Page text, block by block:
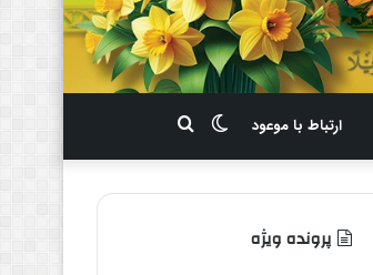
ارتباط با موعود
برای
تغییر
پوسته
پرونده ویژه